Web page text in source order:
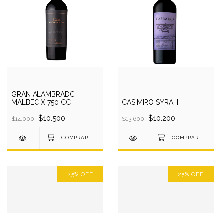
GRAN ALAMBRADO
MALBEC X 750 CC
$14.000 $10.500
CASIMIRO SYRAH
$13.600 $10.200
25% OFF 25% OFF